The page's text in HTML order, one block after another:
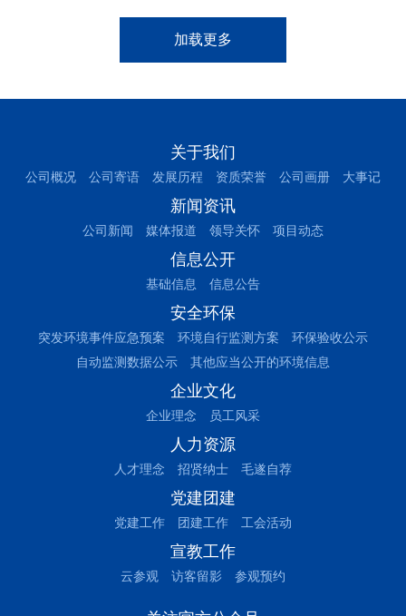
加载更多
关于我们
公司概况 公司寄语 发展历程 资质荣誉 公司画册 大事记
新闻资讯
公司新闻 媒体报道 领导关怀 项目动态
信息公开
基础信息 信息公告
安全环保
突发环境事件应急预案 环境自行监测方案
环保验收公示
自动监测数据公示
其他应当公开的环境信息
企业文化
企业理念 员工风采
人力资源
人才理念 招贤纳士 毛遂自荐
党建团建
党建工作 团建工作 工会活动
宣教工作
云参观 访客留影 参观预约